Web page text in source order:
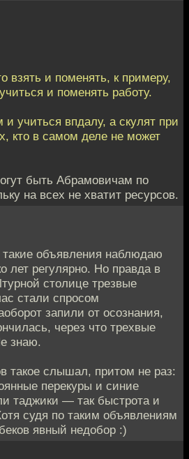
взять и поменять, к примеру,
и поменять работу.
учиться впдалу, а скулят при
кто в самом деле не может
быть Абрамовичам по
на всех не хватит ресурсов.
объявления наблюдаю
лет регулярно. Но правда в
столице трезвые
стали спросом
запили от осознания,
через что трехвые
знаю.
такое слышал, притом не раз:
перекуры и синие
таджики — так быстрота и
судя по таким объявлениям
явный недобор :)